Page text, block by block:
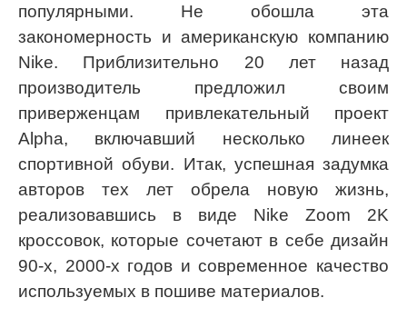
популярными. Не обошла эта
закономерность и американскую компанию
Nike. Приблизительно 20 лет назад
производитель предложил своим
приверженцам привлекательный проект
Alpha, включавший несколько линеек
спортивной обуви. Итак, успешная задумка
авторов тех лет обрела новую жизнь,
реализовавшись в виде Nike Zoom 2K
кроссовок, которые сочетают в себе дизайн
90-х, 2000-х годов и современное качество
используемых в пошиве материалов.